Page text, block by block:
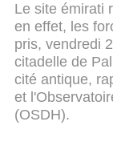
Le site émirati
en effet, les
pris, vendredi
citadelle de
cité antique,
et
(OSDH).